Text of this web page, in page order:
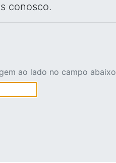
conosco.
ao lado no campo abaixo